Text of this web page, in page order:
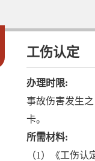
工伤认定
办理时限:
事故伤害发生
卡。
所需材料:
（1）《工伤认